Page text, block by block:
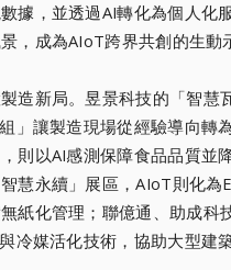
據，並透過AI轉化為個人化
，成為AIoT跨界共創的生動
造新局。昱景科技的「智
」讓製造現場從經驗導向轉
則以AI感測保障食品品質
慧永續」展區，AIoT則化
紙化管理；聯億通、助成科
冷媒活化技術，協助大型建